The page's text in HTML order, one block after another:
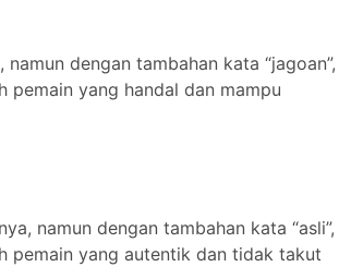
dengan tambahan kata “jagoan”,
pemain yang handal dan mampu
namun dengan tambahan kata “asli”,
pemain yang autentik dan tidak takut